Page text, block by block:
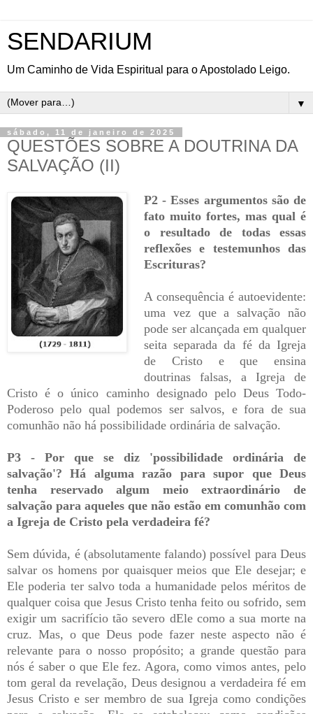
SENDARIUM
Um Caminho de Vida Espiritual para o Apostolado Leigo.
▼
sábado, 11 de janeiro de 2025
QUESTÕES SOBRE A DOUTRINA DA
SALVAÇÃO (II)
P2 - Esses argumentos são de
fato muito fortes, mas qual é
o resultado de todas essas
reflexões e testemunhos das
Escrituras?
A consequência é autoevidente:
uma vez que a salvação não
pode ser alcançada em qualquer
seita separada da fé da Igreja
de Cristo e que ensina
doutrinas falsas, a Igreja de
Cristo é o único caminho designado pelo Deus Todo-
Poderoso pelo qual podemos ser salvos, e fora de sua
comunhão não há possibilidade ordinária de salvação.
P3 - Por que se diz 'possibilidade ordinária de
salvação'? Há alguma razão para supor que Deus
tenha reservado algum meio extraordinário de
salvação para aqueles que não estão em comunhão com
a Igreja de Cristo pela verdadeira fé?
Sem dúvida, é (absolutamente falando) possível para Deus
salvar os homens por quaisquer meios que Ele desejar; e
Ele poderia ter salvo toda a humanidade pelos méritos de
qualquer coisa que Jesus Cristo tenha feito ou sofrido, sem
exigir um sacrifício tão severo dEle como a sua morte na
cruz. Mas, o que Deus pode fazer neste aspecto não é
relevante para o nosso propósito; a grande questão para
nós é saber o que Ele fez. Agora, como vimos antes, pelo
tom geral da revelação, Deus designou a verdadeira fé em
Jesus Cristo e ser membro de sua Igreja como condições